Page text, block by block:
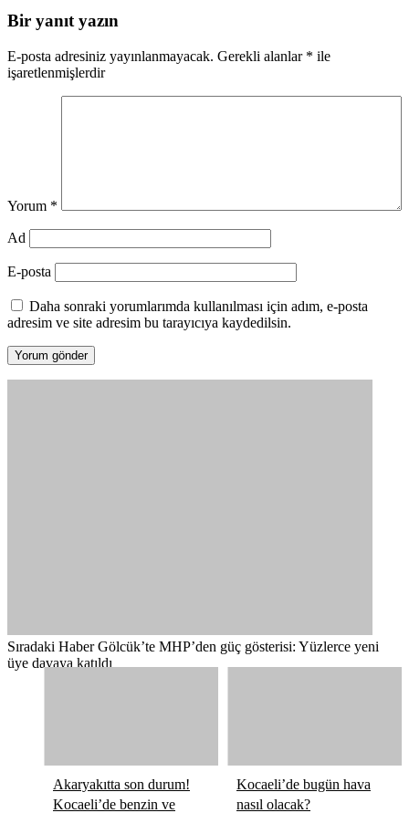
Bir yanıt yazın
E-posta adresiniz yayınlanmayacak. Gerekli alanlar * ile
işaretlenmişlerdir
Yorum *
Ad
E-posta
Daha sonraki yorumlarımda kullanılması için adım, e-posta
adresim ve site adresim bu tarayıcıya kaydedilsin.
Sıradaki Haber Gölcük’te MHP’den güç gösterisi: Yüzlerce yeni
üye davaya katıldı
Akaryakıtta son durum!
Kocaeli’de benzin ve
Kocaeli’de bugün hava
nasıl olacak?